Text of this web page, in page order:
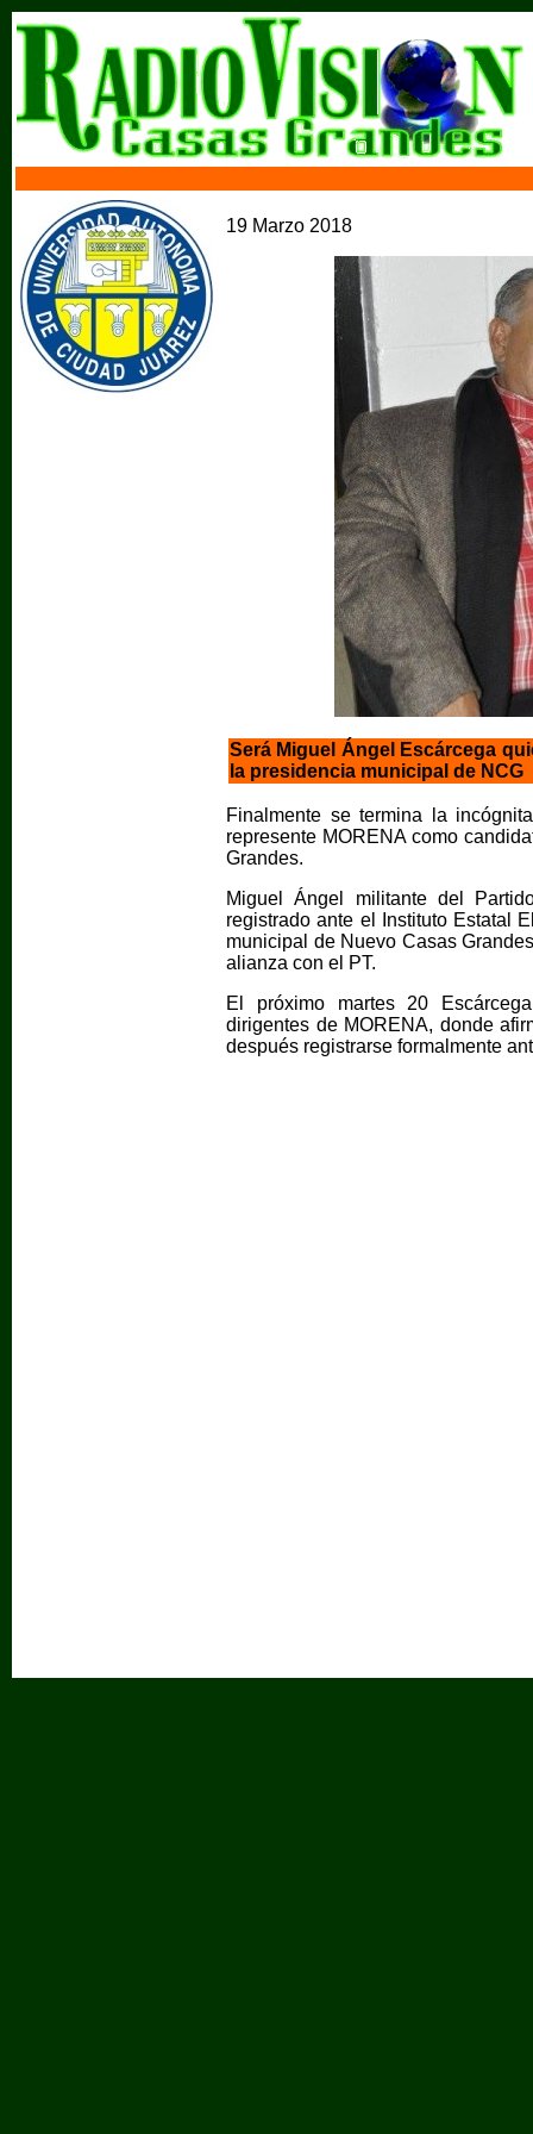
19 Marzo 2018
Será Miguel Ángel Escárcega
la presidencia municipal de NCG
Finalmente se termina la
represente MORENA como
Grandes.
Miguel Ángel militante del
registrado ante el Instituto Estatal
municipal de Nuevo Casas
alianza con el PT.
El próximo martes 20
dirigentes de MORENA, donde
después registrarse formalmente